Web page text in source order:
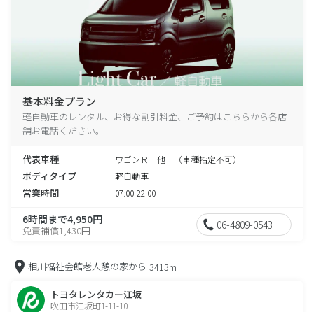
基本料金プラン
軽自動車のレンタル、お得な割引料金、ご予約はこちらから各店
舗お電話ください。
代表車種 ワゴンＲ 他 （車種指定不可）
ボディタイプ 軽自動車
営業時間 07:00-22:00
6時間まで4,950円
免責補償1,430円 06-4809-0543
相川福祉会館老人憩の家から 3413m
トヨタレンタカー江坂
吹田市江坂町1-11-10